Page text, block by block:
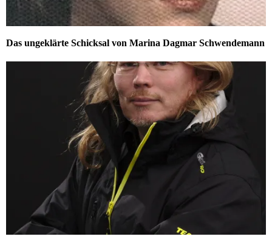
Das ungeklärte Schicksal von Marina Dagmar Schwendemann